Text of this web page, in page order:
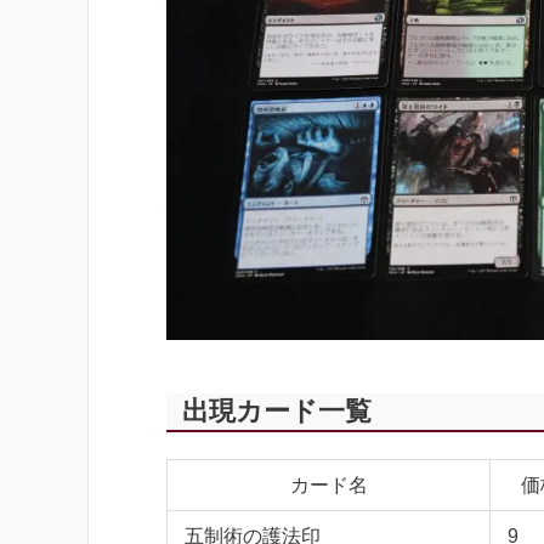
出現カード一覧
カード名 価
五制術の護法印 9